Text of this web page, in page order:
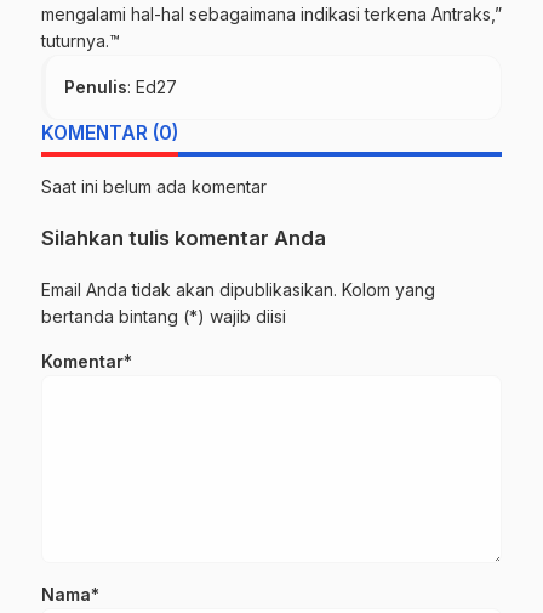
mengalami hal-hal sebagaimana indikasi terkena Antraks,”
tuturnya.™
Penulis: Ed27
KOMENTAR (0)
Saat ini belum ada komentar
Silahkan tulis komentar Anda
Email Anda tidak akan dipublikasikan. Kolom yang
bertanda bintang (*) wajib diisi
Komentar*
Nama*